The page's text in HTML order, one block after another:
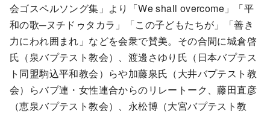
会ゴスペルソング集」より「We shall overcome」「平
和の歌─ヌチドゥタカラ」「この子どもたちが」「善き
力にわれ囲まれ」などを会衆で賛美。その合間に城倉啓
氏（泉バプテスト教会）、渡邊さゆり氏（日本バプテス
ト同盟駒込平和教会）らや加藤泉氏（大井バプテスト教
会）らバプ連・女性連合からのリレートーク、藤田直彦
（恵泉バプテスト教会）、永松博（大宮バプテスト教